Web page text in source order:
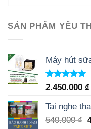
SẢN PHẨM YÊU
Máy hút
Rated 5.00
2.450.000 ₫
Tai nghe
540.000₫